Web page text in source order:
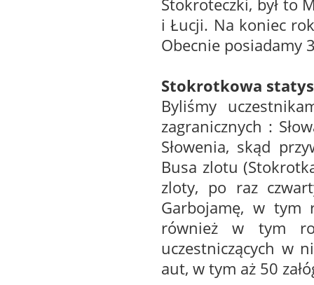
Stokroteczki, był to
i Łucji. Na koniec
Obecnie posiadamy
Stokrotkowa
Byliśmy
zagranicznych :
Słowenia, skąd
Busa zlotu
zloty, po raz
Garbojamę, w
również w tym
uczestniczących w
aut, w tym aż 50